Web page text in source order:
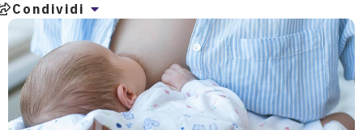
Condividi